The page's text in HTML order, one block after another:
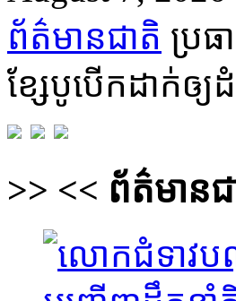
ព័ត៌មានជាតិ ប្រធ
ខ្សែបូបើកដាក់ឲ្
>> << ព័ត៌មានជ